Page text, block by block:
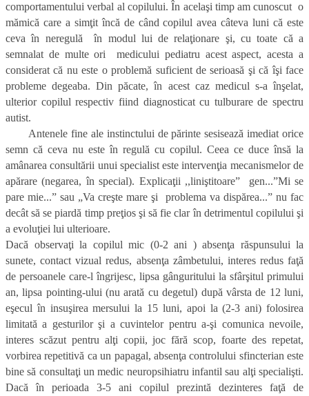
comportamentului verbal al copilului. În acelaşi timp am cunoscut o
mămică care a simţit încă de când copilul avea câteva luni că este
ceva în neregulă în modul lui de relaţionare şi, cu toate că a
semnalat de multe ori medicului pediatru acest aspect, acesta a
considerat că nu este o problemă suficient de serioasă şi că îşi face
probleme degeaba. Din păcate, în acest caz medicul s-a înşelat,
ulterior copilul respectiv fiind diagnosticat cu tulburare de spectru
autist.
Antenele fine ale instinctului de părinte sesisează imediat orice
semn că ceva nu este în regulă cu copilul. Ceea ce duce însă la
amânarea consultării unui specialist este intervenţia mecanismelor de
apărare (negarea, în special). Explicaţii ,,liniştitoare” gen...”Mi se
pare mie...” sau „Va creşte mare şi problema va dispărea...” nu fac
decât să se piardă timp preţios şi să fie clar în detrimentul copilului şi
a evoluţiei lui ulterioare.
Dacă observaţi la copilul mic (0-2 ani ) absenţa răspunsului la
sunete, contact vizual redus, absenţa zâmbetului, interes redus faţă
de persoanele care-l îngrijesc, lipsa gânguritului la sfârşitul primului
an, lipsa pointing-ului (nu arată cu degetul) după vârsta de 12 luni,
eşecul în insuşirea mersului la 15 luni, apoi la (2-3 ani) folosirea
limitată a gesturilor şi a cuvintelor pentru a-şi comunica nevoile,
interes scăzut pentru alţi copii, joc fără scop, foarte des repetat,
vorbirea repetitivă ca un papagal, absenţa controlului sfincterian este
bine să consultaţi un medic neuropsihiatru infantil sau alţi specialişti.
Dacă în perioada 3-5 ani copilul prezintă dezinteres faţă de